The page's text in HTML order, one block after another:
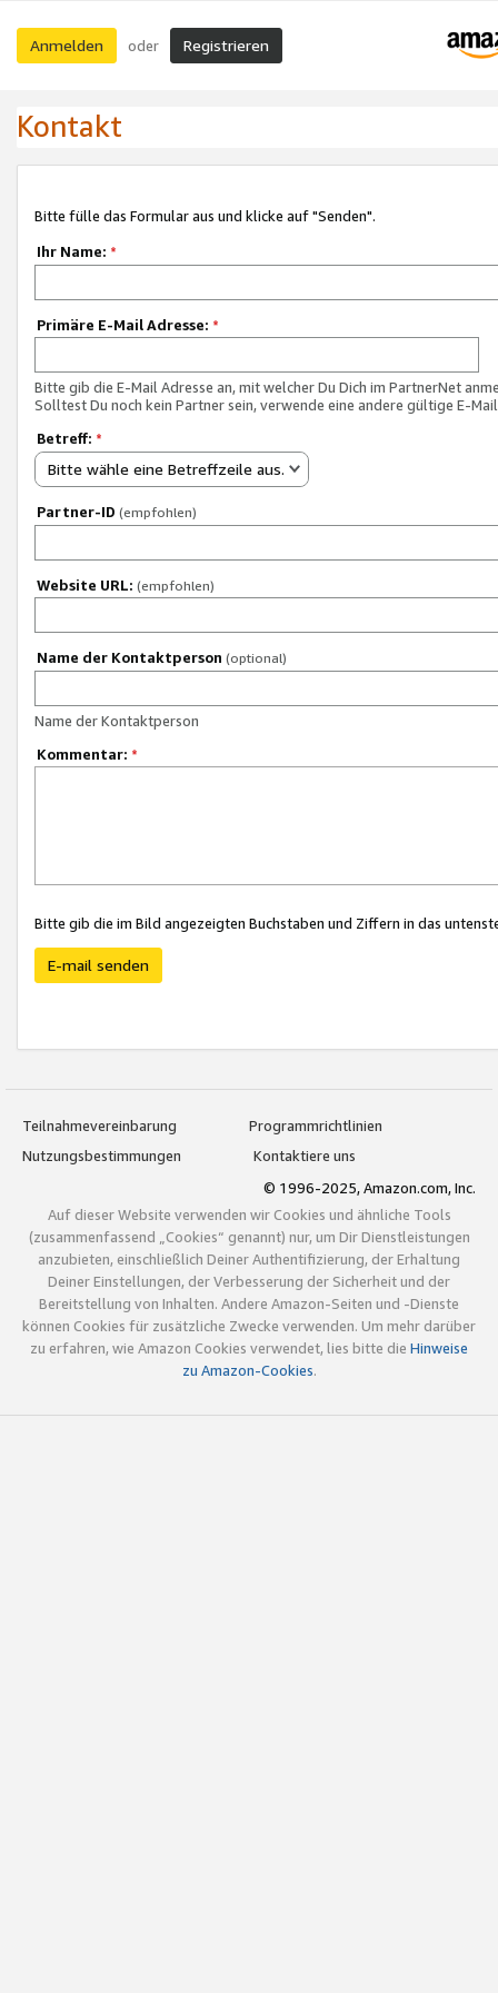
Anmelden oder Registrieren
Kontakt
Bitte fülle das Formular aus und klicke auf "Senden".
Ihr Name: *
Primäre E-Mail Adresse: *
Bitte gib die E-Mail Adresse an, mit welcher Du Dich im PartnerNet
Solltest Du noch kein Partner sein, verwende eine andere gültige E-
Betreff: *
Bitte wähle eine Betreffzeile aus.
Partner-ID (empfohlen)
Website URL: (empfohlen)
Name der Kontaktperson (optional)
Name der Kontaktperson
Kommentar: *
Bitte gib die im Bild angezeigten Buchstaben und Ziffern in das
E-mail senden
Teilnahmevereinbarung
Programmrichtlinien
Nutzungsbestimmungen
Kontaktiere uns
© 1996-2025, Amazon.com, Inc.
Auf dieser Website verwenden wir Cookies und ähnliche Tools
(zusammenfassend „Cookies“ genannt) nur, um Dir Dienstleistungen
anzubieten, einschließlich Deiner Authentifizierung, der Erhaltung
Deiner Einstellungen, der Verbesserung der Sicherheit und der
Bereitstellung von Inhalten. Andere Amazon-Seiten und -Dienste
können Cookies für zusätzliche Zwecke verwenden. Um mehr darüber
zu erfahren, wie Amazon Cookies verwendet, lies bitte die Hinweise
zu Amazon-Cookies.